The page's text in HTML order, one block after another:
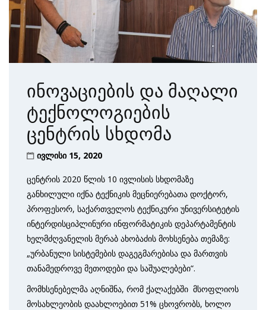
ინოვაციების და მაღალი
ტექნოლოგიების
ცენტრის სხდომა
ივლისი 15, 2020
ცენტრის 2020 წლის 10 ივლისის სხდომაზე
განხილული იქნა ტექნიკის მეცნიერებათა დოქტორ,
პროფესორ, საქართველოს ტექნიკური უნივერსიტეტის
ინტერდისციპლინური ინფორმატიკის დეპარტამენტის
ხელმძღვანელის მერაბ ახობაძის მოხსენება თემაზე:
„ურბანული სისტემების დაგეგმარებისა და მართვის
თანამედროვე მეთოდები და საშუალებები“.
მომხსენებელმა აღნიშნა, რომ ქალაქებში მსოფლიოს
მოსახლეობის დაახლოებით 51% ცხოვრობს, ხოლო